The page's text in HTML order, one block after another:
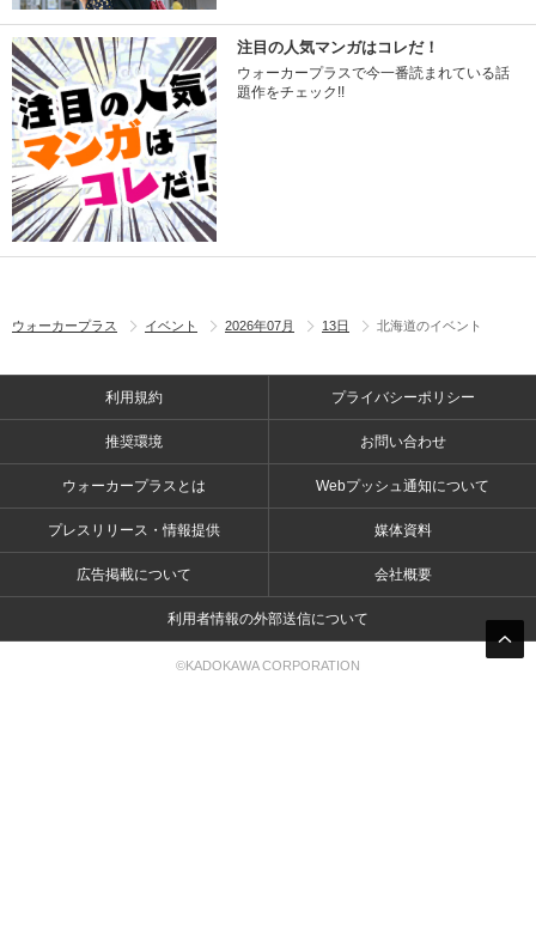
注目の人気マンガはコレだ！
ウォーカープラスで今一番読まれている話
題作をチェック!!
ウォーカープラス イベント 2026年07月 13日 北海道のイベント
利用規約 プライバシーポリシー
推奨環境 お問い合わせ
ウォーカープラスとは Webプッシュ通知について
プレスリリース・情報提供 媒体資料
広告掲載について 会社概要
利用者情報の外部送信について
©KADOKAWA CORPORATION